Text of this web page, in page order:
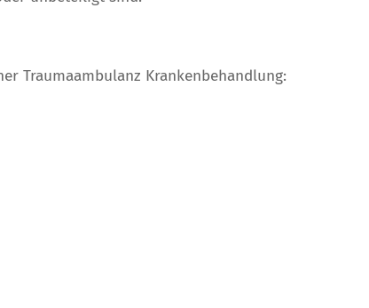
Traumaambulanz Krankenbehandlung: